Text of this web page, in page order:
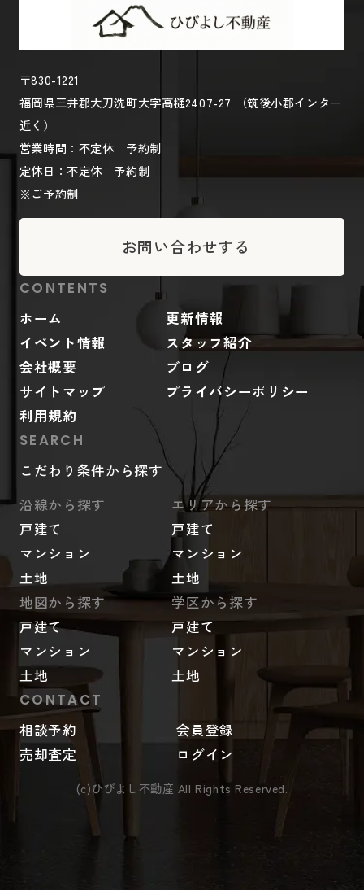
〒830-1221
福岡県三井郡大刀洗町大字高樋2407-27 （筑後小郡インター
近く）
営業時間：不定休 予約制
定休日：不定休 予約制
※ご予約制
お問い合わせする
CONTENTS
ホーム
更新情報
イベント情報
スタッフ紹介
会社概要
ブログ
サイトマップ
プライバシーポリシー
利用規約
SEARCH
こだわり条件から探す
沿線から探す
戸建て
マンション
土地
エリアから探す
戸建て
マンション
土地
地図から探す
戸建て
マンション
土地
学区から探す
戸建て
マンション
土地
CONTACT
相談予約
会員登録
売却査定
ログイン
(c)ひびよし不動産 All Rights Reserved.